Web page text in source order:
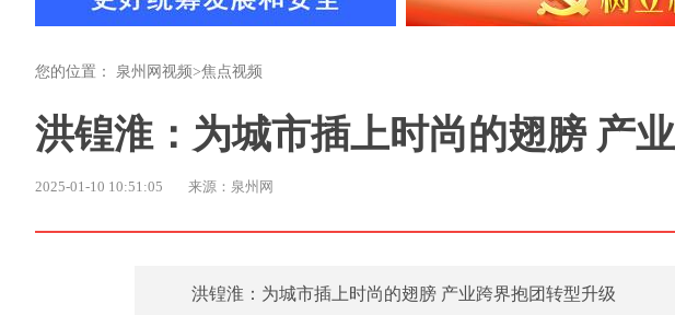
您的位置： 泉州网视频>焦点视频
洪锽淮：为城市插上时尚的翅膀 产
2025-01-10 10:51:05 来源：泉州网
洪锽淮：为城市插上时尚的翅膀 产业跨界抱团转型升级